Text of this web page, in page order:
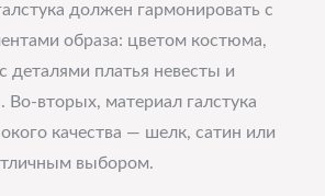
должен гармонировать с
образа: цветом костюма,
деталями платья невесты и
Во-вторых, материал галстука
качества — шелк, сатин или
выбором.